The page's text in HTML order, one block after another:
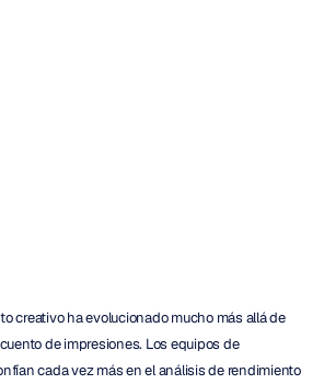
creativo ha evolucionado mucho más allá de
de impresiones. Los equipos de
cada vez más en el análisis de rendimiento